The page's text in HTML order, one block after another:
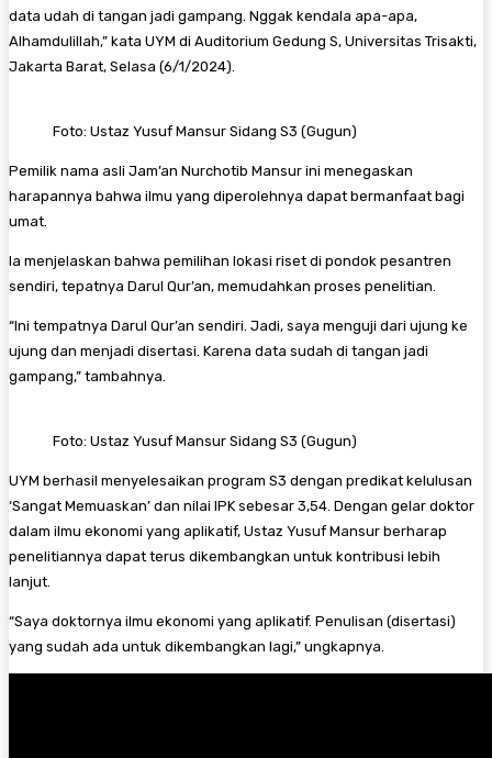
data udah di tangan jadi gampang. Nggak kendala apa-apa,
Alhamdulillah,” kata UYM di Auditorium Gedung S, Universitas Trisakti,
Jakarta Barat, Selasa (6/1/2024).
Foto: Ustaz Yusuf Mansur Sidang S3 (Gugun)
Pemilik nama asli Jam’an Nurchotib Mansur ini menegaskan
harapannya bahwa ilmu yang diperolehnya dapat bermanfaat bagi
umat.
Ia menjelaskan bahwa pemilihan lokasi riset di pondok pesantren
sendiri, tepatnya Darul Qur’an, memudahkan proses penelitian.
“Ini tempatnya Darul Qur’an sendiri. Jadi, saya menguji dari ujung ke
ujung dan menjadi disertasi. Karena data sudah di tangan jadi
gampang,” tambahnya.
Foto: Ustaz Yusuf Mansur Sidang S3 (Gugun)
UYM berhasil menyelesaikan program S3 dengan predikat kelulusan
‘Sangat Memuaskan’ dan nilai IPK sebesar 3,54. Dengan gelar doktor
dalam ilmu ekonomi yang aplikatif, Ustaz Yusuf Mansur berharap
penelitiannya dapat terus dikembangkan untuk kontribusi lebih
lanjut.
“Saya doktornya ilmu ekonomi yang aplikatif. Penulisan (disertasi)
yang sudah ada untuk dikembangkan lagi,” ungkapnya.